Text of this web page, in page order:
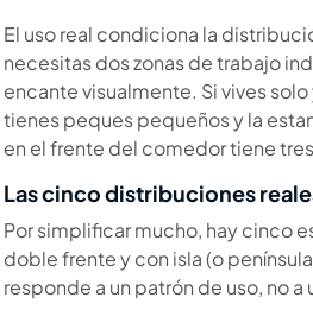
El uso real condiciona la
necesitas dos zonas de trabajo
encante visualmente. Si vives
tienes peques pequeños y la
en el frente del comedor tiene
Las cinco distribuciones
Por simplificar mucho, hay cinco
doble frente y con isla (o
responde a un patrón de uso, no